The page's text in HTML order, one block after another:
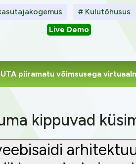
# Kulutõhusus
Live Demo
piiramatu võimsusega
kippuvad